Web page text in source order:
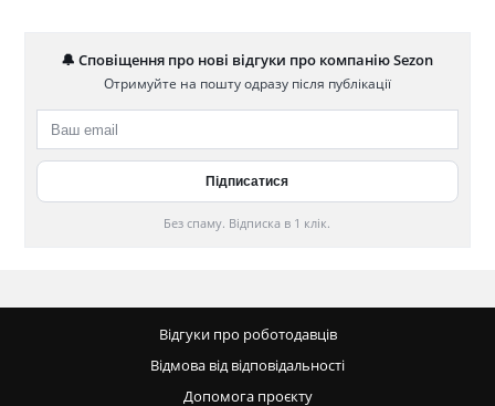
🔔 Сповіщення про нові відгуки про компанію Sezon
Отримуйте на пошту одразу після публікації
Без спаму. Відписка в 1 клік.
Відгуки про роботодавців
Відмова від відповідальності
Допомога проєкту